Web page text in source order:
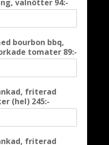
valnötter 94:-
bourbon bbq,
tomater 89:-
friterad
(hel) 245:-
friterad